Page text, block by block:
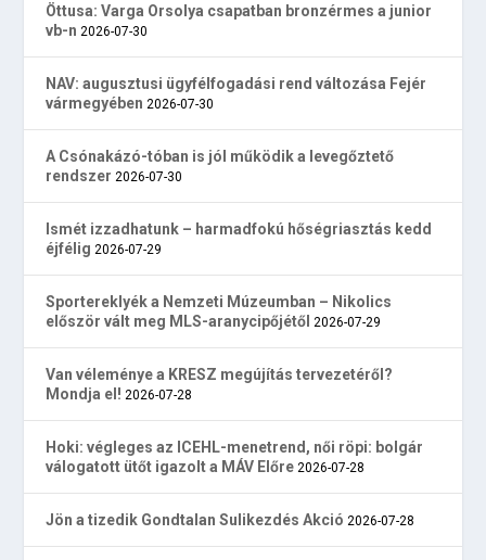
Öttusa: Varga Orsolya csapatban bronzérmes a junior
vb-n 2026-07-30
NAV: augusztusi ügyfélfogadási rend változása Fejér
vármegyében 2026-07-30
A Csónakázó-tóban is jól működik a levegőztető
rendszer 2026-07-30
Ismét izzadhatunk – harmadfokú hőségriasztás kedd
éjfélig 2026-07-29
Sportereklyék a Nemzeti Múzeumban – Nikolics
először vált meg MLS-aranycipőjétől 2026-07-29
Van véleménye a KRESZ megújítás tervezetéről?
Mondja el! 2026-07-28
Hoki: végleges az ICEHL-menetrend, női röpi: bolgár
válogatott ütőt igazolt a MÁV Előre 2026-07-28
Jön a tizedik Gondtalan Sulikezdés Akció 2026-07-28